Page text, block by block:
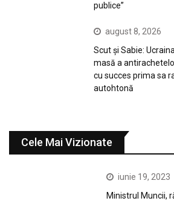
publice”
august 8, 2026
Scut și Sabie:
masă a
cu succes prima sa
autohtonă
Cele Mai Vizionate
iunie 19, 2023
Ministrul Muncii,